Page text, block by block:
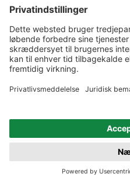
1.000 vinavlere –
Over 7.000 vine